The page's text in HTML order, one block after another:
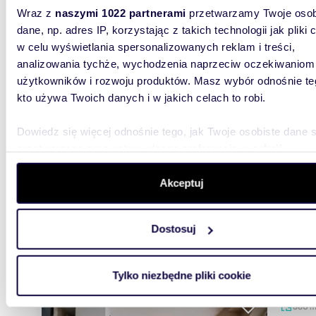
Wraz z naszymi 1022 partnerami przetwarzamy Twoje
dane, np. adres IP, korzystając z takich technologii jak pliki
w celu wyświetlania spersonalizowanych reklam i treści,
analizowania tychże, wychodzenia naprzeciw oczekiwaniom
użytkowników i rozwoju produktów. Masz wybór odnośnie
kto używa Twoich danych i w jakich celach to robi.
Dowiedz się więcej odnośnie tego, jak Twoje osobiste dane
szczegółów. W Deklaracji plików cookie możesz zmienić
wycofać swoją zgodę w dowolnej chwili.
aby oferować funkcje społecznościowe i analizować ruch w
witrynie. Informacje o tym, jak korzystasz z naszej witryny,
analitycznym. Partnerzy mogą połączyć te informacje z
Akceptuj
Dostosuj
Tylko niezbędne pliki cookie
promieniu50 km(zobacz wszystkie )
WYRÓŻNIONE 830
Ekskluzywny obiekt eventowo-hotelowy 830 m² z
salą
380m